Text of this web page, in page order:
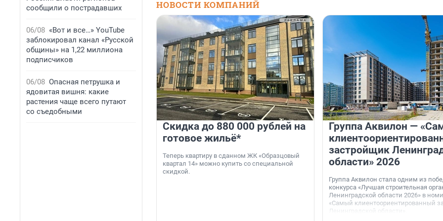
сообщили о пострадавших
06/08 «Вот и все…» YouTube
заблокировал канал «Русской
общины» на 1,22 миллиона
подписчиков
06/08 Опасная петрушка и
ядовитая вишня: какие
растения чаще всего путают
со съедобными
НОВОСТИ КОМПАНИЙ
Скидка до 880 000 рублей на
готовое жильё*
Теперь квартиру в сданном ЖК «Образцовый
квартал 14» можно купить со специальной
скидкой.
Группа Аквилон —
застройщик
области» 2026
Группа Аквилон стала одним из
конкурса «Лучшая строительная
Ленинградской области 2026» в
«Самый клиентоориентированный
Ленинградской области».